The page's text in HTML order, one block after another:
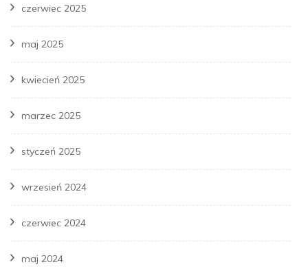
czerwiec 2025
maj 2025
kwiecień 2025
marzec 2025
styczeń 2025
wrzesień 2024
czerwiec 2024
maj 2024